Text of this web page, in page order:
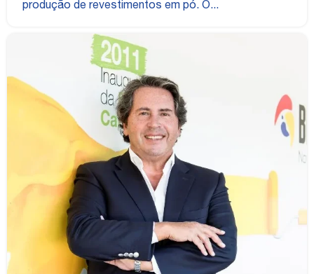
produção de revestimentos em pó. O...